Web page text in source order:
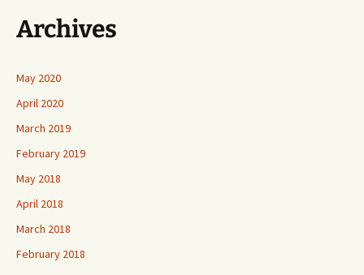
Archives
May 2020
April 2020
March 2019
February 2019
May 2018
April 2018
March 2018
February 2018